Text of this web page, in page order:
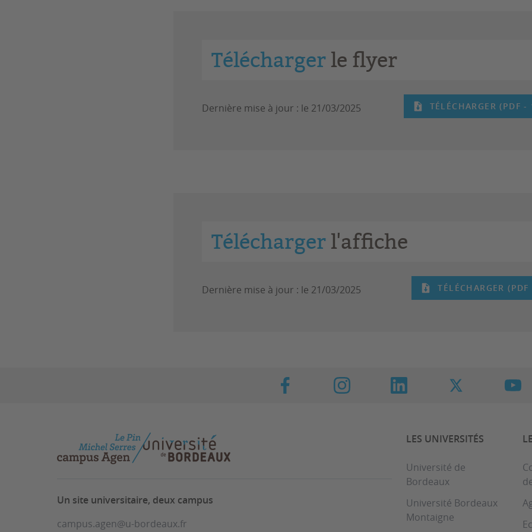
Téléchargerle flyer
Dernière mise à jour : le 21/03/2025 TÉLÉCHARGER (PDF
Téléchargerl'affiche
Dernière mise à jour : le 21/03/2025 TÉLÉCHARGER
Un site universitaire, deux campus
campus.agen@u-bordeaux.fr
LES UNIVERSITÉS
Université de
Bordeaux
Université Bordeaux
Montaigne